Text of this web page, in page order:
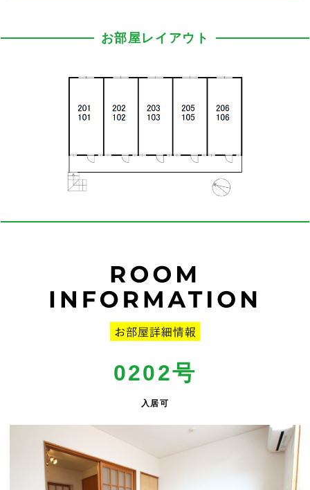
お部屋レイアウト
0202号
入居可